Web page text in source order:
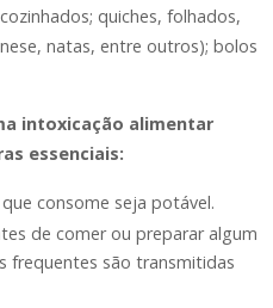
quiches, folhados,
natas, entre outros); bolos
intoxicação alimentar
essenciais:
consome seja potável.
de comer ou preparar algum
frequentes são transmitidas